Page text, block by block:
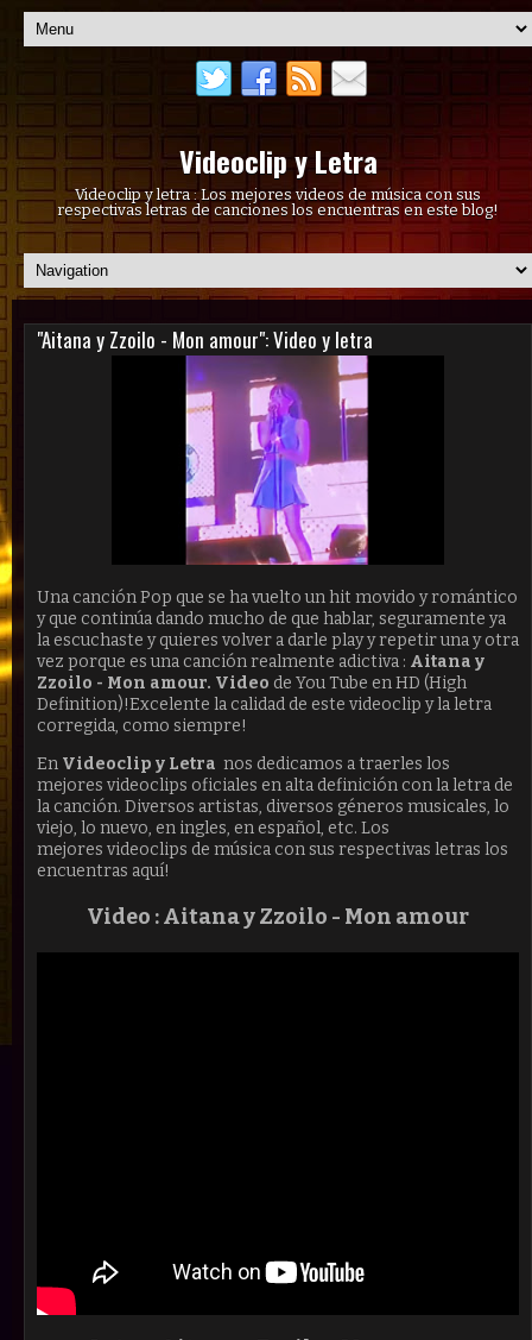
Videoclip y Letra
Videoclip y letra : Los mejores videos de música con sus
respectivas letras de canciones los encuentras en este blog!
"Aitana y Zzoilo - Mon amour": Video y letra
Una canción Pop que se ha vuelto un hit movido y romántico
y que continúa dando mucho de que hablar, seguramente ya
la escuchaste y quieres volver a darle play y repetir una y otra
vez porque es una canción realmente adictiva : Aitana y
Zzoilo - Mon amour. Video de You Tube en HD (High
Definition)!Excelente la calidad de este videoclip y la letra
corregida, como siempre!
En Videoclip y Letra nos dedicamos a traerles los
mejores videoclips oficiales en alta definición con la letra de
la canción. Diversos artistas, diversos géneros musicales, lo
viejo, lo nuevo, en ingles, en español, etc. Los
mejores videoclips de música con sus respectivas letras los
encuentras aquí!
Video :Aitana y Zzoilo - Mon amour